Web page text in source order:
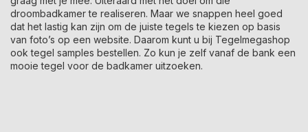
droombadkamer te realiseren. Maar we snappen heel goed
dat het lastig kan zijn om de juiste tegels te kiezen op basis
van foto’s op een website. Daarom kunt u bij Tegelmegashop
ook tegel samples bestellen. Zo kun je zelf vanaf de bank een
mooie tegel voor de badkamer uitzoeken.